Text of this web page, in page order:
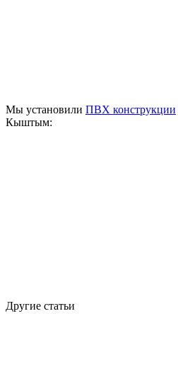
Мы установили ПВХ конструкции
Кыштым:
Другие статьи